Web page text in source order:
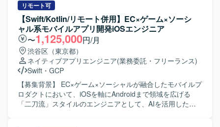
や不具合修正などを担当していただきます。設計内容を踏
まえたコーディング、コードレビュー対応、必要に応じた
技術調査やドキュメント作成なども想定されています。
【求める人物像】 主体的に課題を発見し改善提案ができる
方を求めています。チームメンバーと円滑にコミュニケー
ションを取りながら開発を進められる方、仕様意図を理解
したうえで自律的に実装方針を検討できる方が望ましいで
す。 【ポジションの魅力】 小売業向けアプリの開発を通じ
て、ユーザーの利便性向上に直結する機能に携わることが
できます。KotlinによるAndroidアプリ開発の実務経験を積
みながら、アーキテクチャ設計や品質改善にも関与できる
リモート可
【Swift/Kotlin/リモート併用】EC×ゲーム×ソーシ
ャル系モバイルアプリ開発iOSエンジニア
〜1,125,000円/月
渋谷区（東京都）
ネイティブアプリエンジニア(業務委託・フリーランス)
Swift ・ GCP
【募集背景】 EC×ゲーム×ソーシャルが融合したモバイルプ
ロダクトにおいて、iOSを軸にAndroidまで領域を広げる
「二刀流」スタイルのエンジニアとして、AIを活用した開